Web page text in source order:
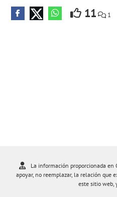
11 1
La información proporcionada en
apoyar, no reemplazar, la relación que
este sitio web,